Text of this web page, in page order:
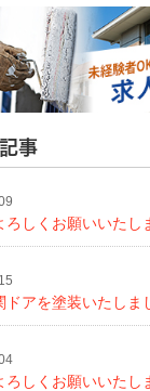
事
ろしくお願いいたし
ドアを塗装いたしま
ろしくお願いいたし